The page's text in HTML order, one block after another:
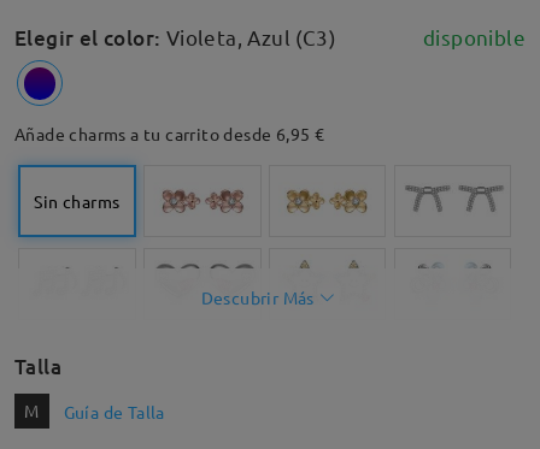
Elegir el color: Violeta, Azul (C3) disponible
Añade charms a tu carrito desde 6,95 €
Sin charms
Descubrir Más
Talla
M Guía de Talla